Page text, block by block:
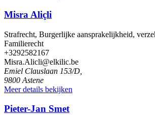
Misra Aliçli
Strafrecht, Burgerlijke aansprakelijkheid,
Familierecht
+3292582167
Misra.Alicli@elkilic.be
Emiel Clauslaan 153/D,
9800 Astene
Meer details bekijken
Pieter-Jan Smet